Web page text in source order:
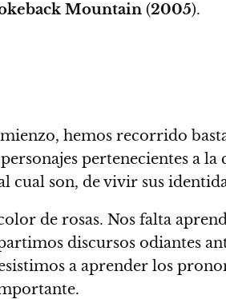
Mountain (2005).
hemos recorrido
pertenecientes a
cual son, de vivir sus
de rosas. Nos falta
discursos odiantes
a aprender los